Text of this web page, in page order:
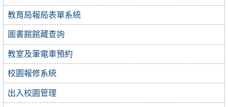
教育局報局表單系統
圖書館館藏查詢
教室及筆電車預約
校園報修系統
出入校園管理